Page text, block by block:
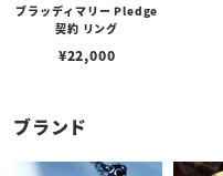
ブラッディマリー Pledge
契約 リング
¥22,000
ブランド